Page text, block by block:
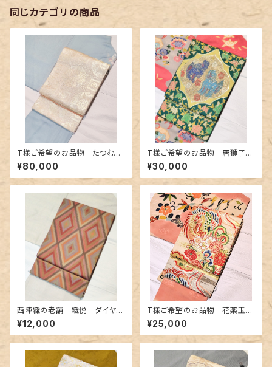
同じカテゴリの商品
T様ご希望のお品物 たつむら
製 洋花蜀紅文の袋帯
¥80,000
T様ご希望のお品物 唐獅子柄
のアンティークの袋帯〜緑青色
に金糸 紺とシアン色の獅子〜
¥30,000
西陣織の老舗 織悦 ダイヤ柄
のしゃれ袋帯
¥12,000
T様ご希望のお品物 花薬玉と
鳳凰柄のアンティーク丸帯
¥25,000